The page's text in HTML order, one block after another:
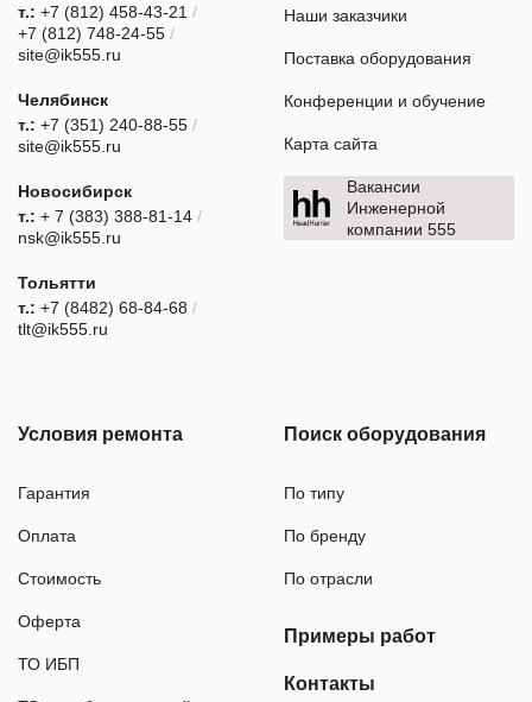
т.: +7 (812) 458-43-21 /
+7 (812) 748-24-55 /
site@ik555.ru
Челябинск
т.: +7 (351) 240-88-55 /
site@ik555.ru
Новосибирск
т.: + 7 (383) 388-81-14 /
nsk@ik555.ru
Тольятти
т.: +7 (8482) 68-84-68 /
tlt@ik555.ru
Наши заказчики
Поставка оборудования
Конференции и обучение
Карта сайта
Вакансии
Инженерной
компании 555
Условия ремонта
Гарантия
Оплата
Стоимость
Оферта
ТО ИБП
Поиск оборудования
По типу
По бренду
По отрасли
Примеры работ
Контакты